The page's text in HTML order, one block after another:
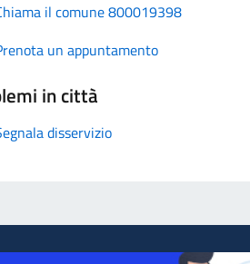
il comune 800019398
un appuntamento
in città
disservizio